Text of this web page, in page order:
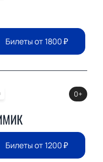
Билеты от 1800₽
0+
Билеты от 1200₽